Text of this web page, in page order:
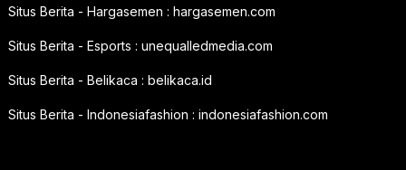
Situs Berita - Hargasemen : hargasemen.com
Situs Berita - Esports : unequalledmedia.com
Situs Berita - Belikaca : belikaca.id
Situs Berita - Indonesiafashion : indonesiafashion.com